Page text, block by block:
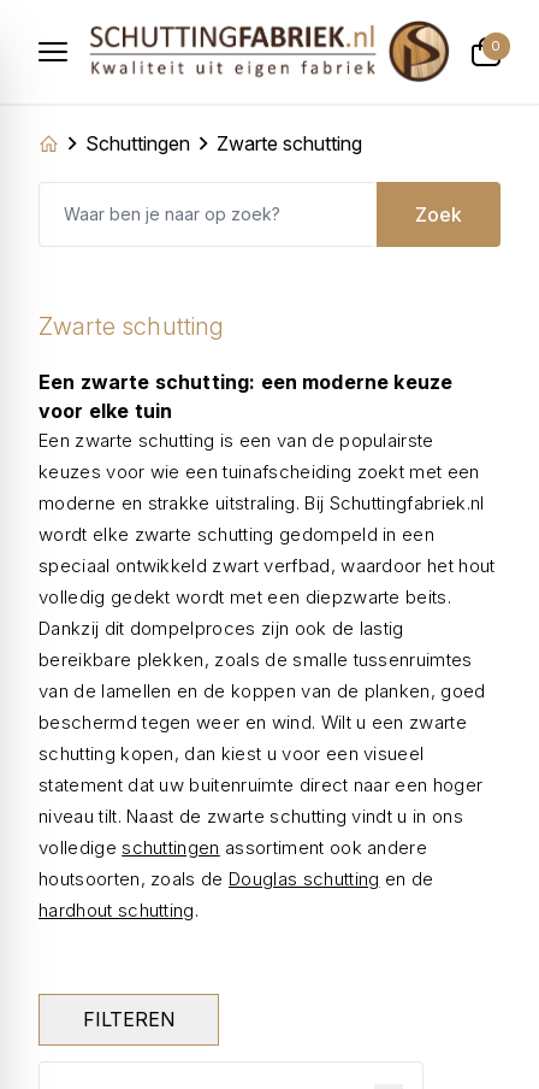
0
Schuttingen Zwarte schutting
Zoek
Zwarte schutting
Een zwarte schutting: een moderne keuze
voor elke tuin
Een zwarte schutting is een van de populairste
keuzes voor wie een tuinafscheiding zoekt met een
moderne en strakke uitstraling. Bij Schuttingfabriek.nl
wordt elke zwarte schutting gedompeld in een
speciaal ontwikkeld zwart verfbad, waardoor het hout
volledig gedekt wordt met een diepzwarte beits.
Dankzij dit dompelproces zijn ook de lastig
bereikbare plekken, zoals de smalle tussenruimtes
van de lamellen en de koppen van de planken, goed
beschermd tegen weer en wind. Wilt u een zwarte
schutting kopen, dan kiest u voor een visueel
statement dat uw buitenruimte direct naar een hoger
niveau tilt. Naast de zwarte schutting vindt u in ons
volledige schuttingen assortiment ook andere
houtsoorten, zoals de Douglas schutting en de
hardhout schutting.
FILTEREN